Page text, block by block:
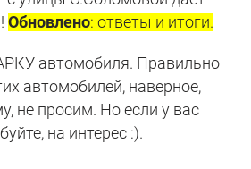
Обновлено: ответы и итоги.
автомобиля. Правильно
автомобилей, наверное,
не просим. Но если у вас
на интерес :).